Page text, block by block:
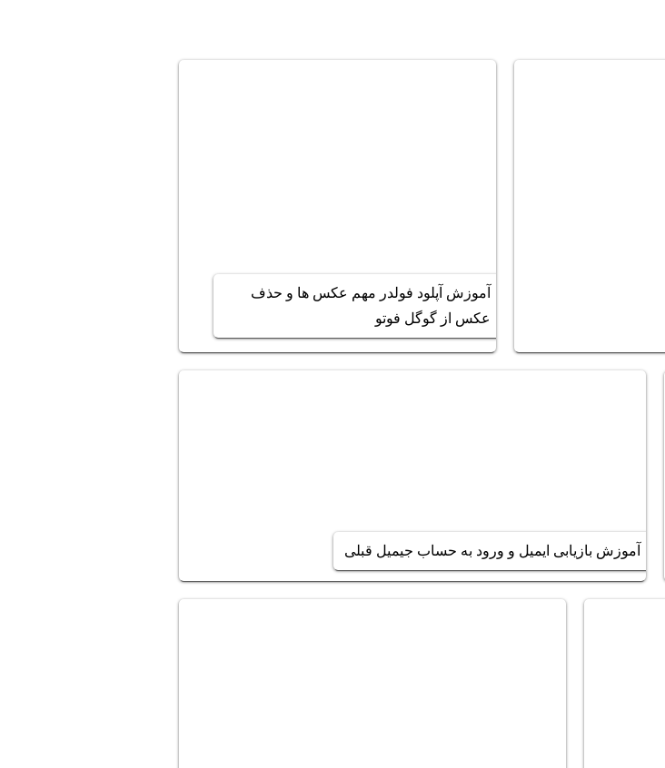
آموزش آپلود فولدر مهم عکس ها و حذف
عکس از گوگل فوتو
آموزش بازیابی ایمیل و ورود به حساب جیمیل قبلی